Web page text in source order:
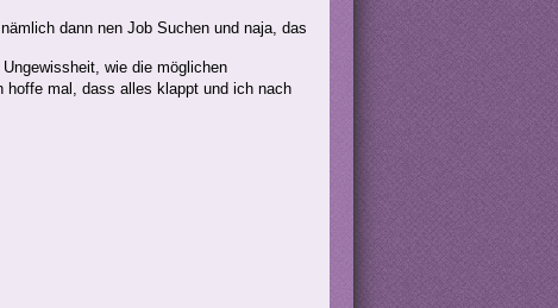
dann nen Job Suchen und naja, das
wie die möglichen
hoffe mal, dass alles klappt und ich nach